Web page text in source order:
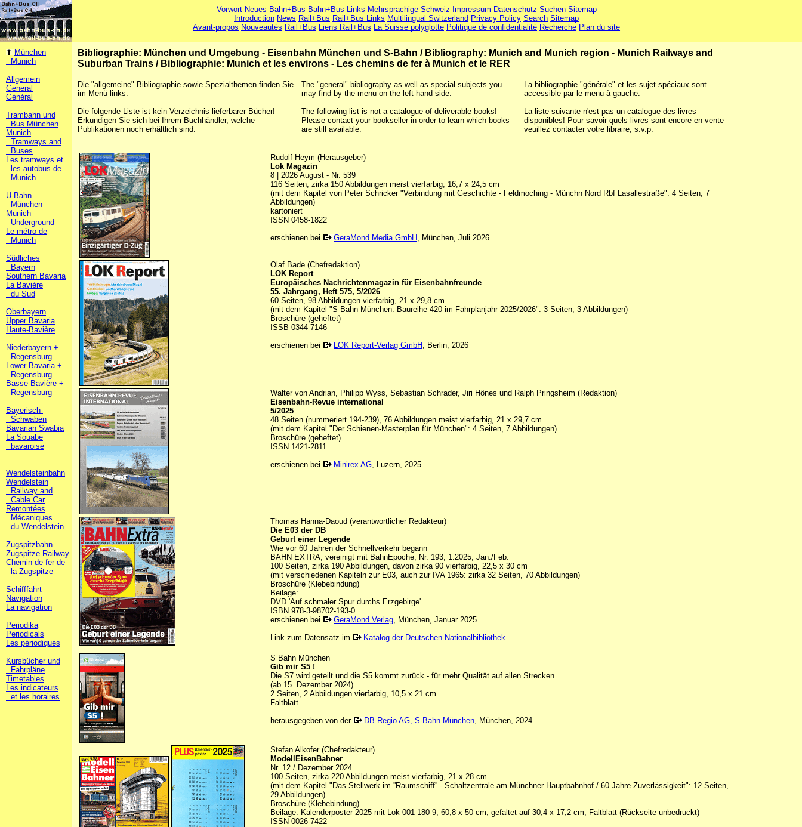
Vorwort Neues Bahn+Bus Bahn+Bus Links Mehrsprachige Schweiz Impressum Datenschutz Suchen Sitemap
Introduction News Rail+Bus Rail+Bus Links Multilingual Switzerland Privacy Policy Search Sitemap
Avant-propos Nouveautés Rail+Bus Liens Rail+Bus La Suisse polyglotte Politique de confidentialité Recherche Plan du site
München
Munich
Allgemein
General
Général
Trambahn und
Bus München
Munich
Tramways and
Buses
Les tramways et
les autobus de
Munich
U-Bahn
München
Munich
Underground
Le métro de
Munich
Südliches
Bayern
Southern Bavaria
La Bavière
du Sud
Oberbayern
Upper Bavaria
Haute-Bavière
Niederbayern +
Regensburg
Lower Bavaria +
Regensburg
Basse-Bavière +
Regensburg
Bayerisch-
Schwaben
Bavarian Swabia
La Souabe
bavaroise
Wendelsteinbahn
Wendelstein
Railway and
Cable Car
Remontées
Mécaniques
du Wendelstein
Zugspitzbahn
Zugspitze Railway
Chemin de fer de
la Zugspitze
Schifffahrt
Navigation
La navigation
Periodika
Periodicals
Les périodiques
Kursbücher und
Fahrpläne
Timetables
Les indicateurs
et les horaires
Bibliographie: München und Umgebung - Eisenbahn München und S-Bahn / Bibliography: Munich and Munich region - Munich Railways and
Suburban Trains / Bibliographie: Munich et les environs - Les chemins de fer à Munich et le RER
Die "allgemeine" Bibliographie sowie Spezialthemen finden Sie
im Menü links.
Die folgende Liste ist kein Verzeichnis lieferbarer Bücher!
Erkundigen Sie sich bei Ihrem Buchhändler, welche
Publikationen noch erhältlich sind.
The "general" bibliography as well as special subjects you
may find by the menu on the left-hand side.
The following list is not a catalogue of deliverable books!
Please contact your bookseller in order to learn which books
are still available.
La bibliographie "générale" et les sujet spéciaux sont
accessible par le menu à gauche.
La liste suivante n'est pas un catalogue des livres
disponibles! Pour savoir quels livres sont encore en vente
veuillez contacter votre libraire, s.v.p.
Rudolf Heym (Herausgeber)
Lok Magazin
8 | 2026 August - Nr. 539
116 Seiten, zirka 150 Abbildungen meist vierfarbig, 16,7 x 24,5 cm
(mit dem Kapitel von Peter Schricker "Verbindung mit Geschichte - Feldmoching - Münchn Nord Rbf Lasallestraße": 4 Seiten, 7
Abbildungen)
kartoniert
ISSN 0458-1822
erschienen bei
GeraMond Media GmbH, München, Juli 2026
Olaf Bade (Chefredaktion)
LOK Report
Europäisches Nachrichtenmagazin für Eisenbahnfreunde
55. Jahrgang, Heft 575, 5/2026
60 Seiten, 98 Abbildungen vierfarbig, 21 x 29,8 cm
(mit dem Kapitel "S-Bahn München: Baureihe 420 im Fahrplanjahr 2025/2026": 3 Seiten, 3 Abbildungen)
Broschüre (geheftet)
ISSB 0344-7146
erschienen bei
LOK Report-Verlag GmbH, Berlin, 2026
Walter von Andrian, Philipp Wyss, Sebastian Schrader, Jiri Hönes und Ralph Pringsheim (Redaktion)
Eisenbahn-Revue international
5/2025
48 Seiten (nummeriert 194-239), 76 Abbildungen meist vierfarbig, 21 x 29,7 cm
(mit dem Kapitel "Der Schienen-Masterplan für München": 4 Seiten, 7 Abbildungen)
Broschüre (geheftet)
ISSN 1421-2811
erschienen bei
Minirex AG, Luzern, 2025
Thomas Hanna-Daoud (verantwortlicher Redakteur)
Die E03 der DB
Geburt einer Legende
Wie vor 60 Jahren der Schnellverkehr begann
BAHN EXTRA, vereinigt mit BahnEpoche, Nr. 193, 1.2025, Jan./Feb.
100 Seiten, zirka 190 Abbildungen, davon zirka 90 vierfarbig, 22,5 x 30 cm
(mit verschiedenen Kapiteln zur E03, auch zur IVA 1965: zirka 32 Seiten, 70 Abbildungen)
Broschüre (Klebebindung)
Beilage:
DVD 'Auf schmaler Spur durchs Erzgebirge'
ISBN 978-3-98702-193-0
erschienen bei
GeraMond Verlag, München, Januar 2025
Link zum Datensatz im
Katalog der Deutschen Nationalbibliothek
S Bahn München
Gib mir S5 !
Die S7 wird geteilt und die S5 kommt zurück - für mehr Qualität auf allen Strecken.
(ab 15. Dezember 2024)
2 Seiten, 2 Abbildungen vierfarbig, 10,5 x 21 cm
Faltblatt
herausgegeben von der
DB Regio AG, S-Bahn München, München, 2024
Stefan Alkofer (Chefredakteur)
ModellEisenBahner
Nr. 12 / Dezember 2024
100 Seiten, zirka 220 Abbildungen meist vierfarbig, 21 x 28 cm
(mit dem Kapitel "Das Stellwerk im ''Raumschiff'' - Schaltzentrale am Münchner Hauptbahnhof / 60 Jahre Zuverlässigkeit": 12 Seiten,
29 Abbildungen)
Broschüre (Klebebindung)
Beilage: Kalenderposter 2025 mit Lok 001 180-9, 60,8 x 50 cm, gefaltet auf 30,4 x 17,2 cm, Faltblatt (Rückseite unbedruckt)
ISSN 0026-7422